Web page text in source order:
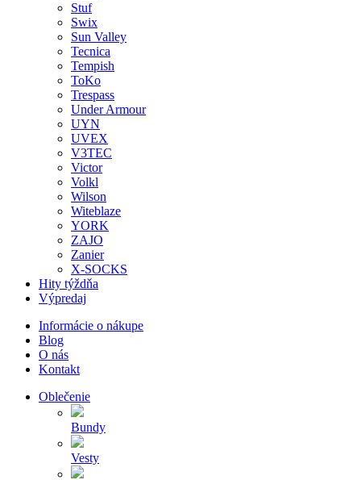
Stuf
Swix
Sun Valley
Tecnica
Tempish
ToKo
Trespass
Under Armour
UYN
UVEX
V3TEC
Victor
Volkl
Wilson
Witeblaze
YORK
ZAJO
Zanier
X-SOCKS
Hity týždňa
Výpredaj
Informácie o nákupe
Blog
O nás
Kontakt
Oblečenie
Bundy
Vesty